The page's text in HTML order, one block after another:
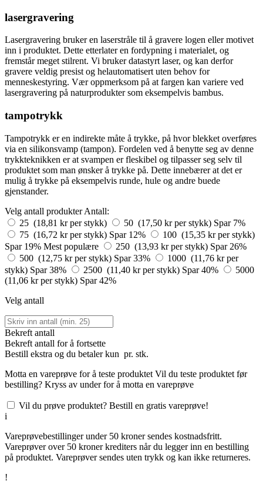
lasergravering
Lasergravering bruker en laserstråle til å gravere logen eller motivet
inn i produktet. Dette etterlater en fordypning i materialet, og
fremstår meget stilrent. Vi bruker datastyrt laser, og kan derfor
gravere veldig presist og helautomatisert uten behov for
menneskestyring. Vær oppmerksom på at fargen kan variere ved
lasergravering på naturprodukter som eksempelvis bambus.
tampotrykk
Tampotrykk er en indirekte måte å trykke, på hvor blekket overføres
via en silikonsvamp (tampon). Fordelen ved å benytte seg av denne
trykkteknikken er at svampen er fleskibel og tilpasser seg selv til
produktet som man ønsker å trykke på. Dette innebærer at det er
mulig å trykke på eksempelvis runde, hule og andre buede
gjenstander.
Velg antall produkter Antall:
25 (18,81 kr per stykk)
50 (17,50 kr per stykk) Spar 7%
75 (16,72 kr per stykk) Spar 12%
100 (15,35 kr per stykk)
Spar 19% Mest populære 250 (13,93 kr per stykk) Spar 26%
500 (12,75 kr per stykk) Spar 33%
1000 (11,76 kr per
stykk) Spar 38% 2500 (11,40 kr per stykk) Spar 40%
5000
(11,06 kr per stykk) Spar 42%
Velg antall
Bekreft antall
Bekreft antall for å fortsette
Bestill ekstra og du betaler kun pr. stk.
Motta en vareprøve for å teste produktet Vil du teste produktet før
bestilling? Kryss av under for å motta en vareprøve
Vil du prøve produktet? Bestill en gratis vareprøve!
i
Vareprøvebestillinger under 50 kroner sendes kostnadsfritt.
Vareprøver over 50 kroner krediters når du legger inn en bestilling
på produktet. Vareprøver sendes uten trykk og kan ikke returneres.
!